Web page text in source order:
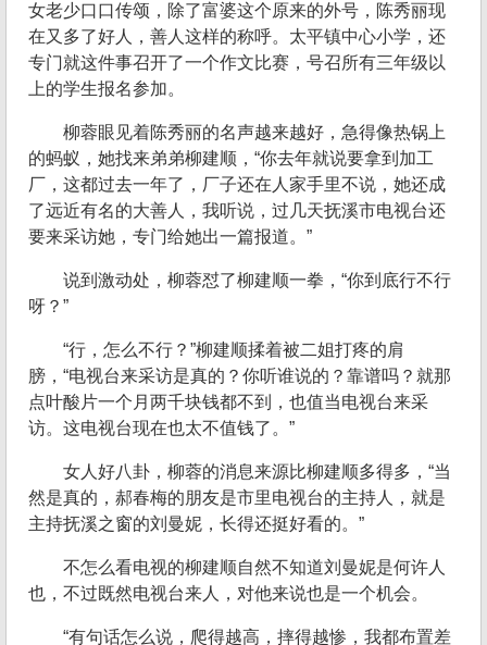
女老少口口传颂，除了富婆这个原来的外号，陈秀丽现
在又多了好人，善人这样的称呼。太平镇中心小学，还
专门就这件事召开了一个作文比赛，号召所有三年级以
上的学生报名参加。
柳蓉眼见着陈秀丽的名声越来越好，急得像热锅上
的蚂蚁，她找来弟弟柳建顺，“你去年就说要拿到加工
厂，这都过去一年了，厂子还在人家手里不说，她还成
了远近有名的大善人，我听说，过几天抚溪市电视台还
要来采访她，专门给她出一篇报道。”
说到激动处，柳蓉怼了柳建顺一拳，“你到底行不行
呀？”
“行，怎么不行？”柳建顺揉着被二姐打疼的肩
膀，“电视台来采访是真的？你听谁说的？靠谱吗？就那
点叶酸片一个月两千块钱都不到，也值当电视台来采
访。这电视台现在也太不值钱了。”
女人好八卦，柳蓉的消息来源比柳建顺多得多，“当
然是真的，郝春梅的朋友是市里电视台的主持人，就是
主持抚溪之窗的刘曼妮，长得还挺好看的。”
不怎么看电视的柳建顺自然不知道刘曼妮是何许人
也，不过既然电视台来人，对他来说也是一个机会。
“有句话怎么说，爬得越高，摔得越惨，我都布置差